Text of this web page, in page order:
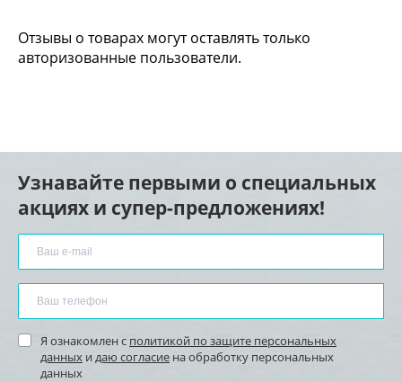
Отзывы о товарах могут оставлять только
авторизованные пользователи.
Узнавайте первыми о специальных
акциях и супер-предложениях!
Я ознакомлен с политикой по защите персональных
данных и даю согласие на обработку персональных
данных